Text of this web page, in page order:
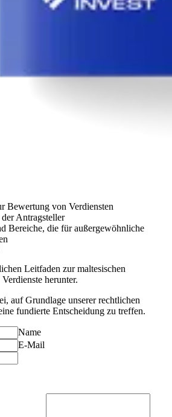
Bewertung von Verdiensten
Antragsteller
Bereiche, die für außergewöhnliche
Leitfaden zur maltesischen
herunter.
auf Grundlage unserer rechtlichen
fundierte Entscheidung zu treffen.
Name
E-Mail